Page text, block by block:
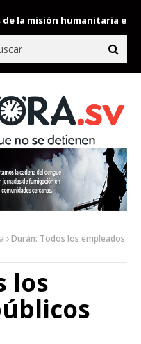
misión humanitaria enviada
Durán: Todos los empleados
los